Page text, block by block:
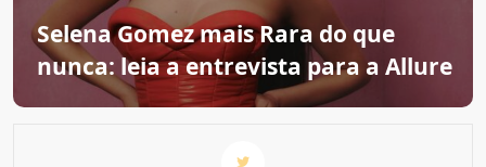
Selena Gomez mais Rara do que
nunca: leia a entrevista para a Allure